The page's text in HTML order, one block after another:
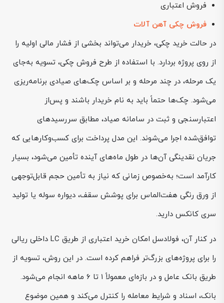
فروش اعتباری
فروش چکی آهن آلات
در حالت خرید چکی، خریدار می‌تواند بخشی از فشار مالی اولیه را
از روی پروژه بردارد. با استفاده از طرح فروش چکی، تسویه به‌جای
یک مرحله، در چند مرحله و بر اساس چک‌های صیادی برنامه‌ریزی
می‌شود. چک‌ها حتماً باید به نام خریدار باشند و پس‌از
اعتبارسنجی و ثبت در سامانه صیاد، مطابق سررسیدهای
توافق‌شده اجرا می‌شوند. این مدل پرداخت برای کسب‌وکارهایی که
جریان نقدینگی آن‌ها در طول ماه‌های آینده تأمین می‌شود، بسیار
کارآمد است؛ به‌خصوص زمانی که نیاز به تأمین حجم قابل‌توجهی
از ورق رنگی هفت‌الماس برای پوشش سقف، دیواره سوله یا تولید
سری کانکس دارید.
در کنار آن، فولادسل امکان خرید اعتباری از طریق LC داخلی ریالی
را برای پروژه‌های بزرگ‌تر فراهم کرده است. در این روش، تسویه از
طریق بانک عامل و در بازه‌ای معمولاً ۱ تا ۶ ماهه انجام می‌شود.
بانک، اسناد و شرایط معامله را کنترل می‌کند و همین موضوع